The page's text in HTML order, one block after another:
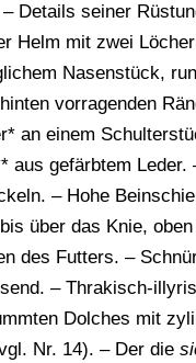
Details seiner
Helm mit zwei
Nasenstück,
vorragenden
an einem
aus gefärbtem Leder.
– Hohe
über das Knie,
des Futters. –
– Thrakisch-
Dolches mit
Nr. 14). – Der die